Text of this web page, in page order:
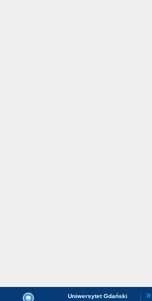
Uniwersytet Gdański